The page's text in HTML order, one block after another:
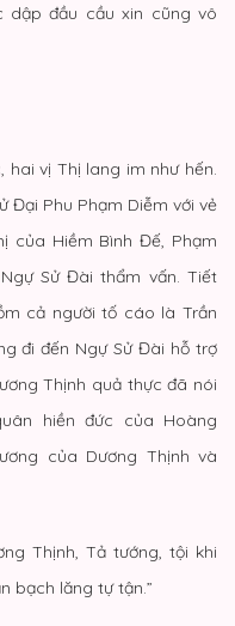
dập đầu cầu xin cũng vô
vị Thị lang im như hến.
Đại Phu Phạm Diễm với vẻ
của Hiềm Bình Đế, Phạm
Sử Đài thẩm vấn. Tiết
cả người tố cáo là Trần
đi đến Ngự Sử Đài hỗ trợ
Thịnh quả thực đã nói
hiền đức của Hoàng
của Dương Thịnh và
Thịnh, Tả tướng, tội khi
bạch lăng tự tận.”